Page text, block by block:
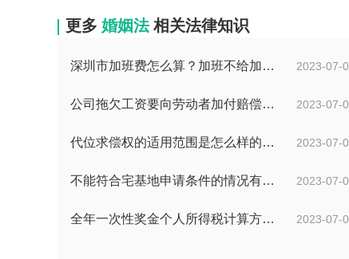
更多 婚姻法 相关法律知识
2023-07-
深圳市加班费怎么算？加班不给加班费应该怎么办？
2023-07-
公司拖欠工资要向劳动者加付赔偿金吗？拖欠工资仲裁时效期间是如何规定的？
2023-07-
代位求偿权的适用范围是怎么样的?代位求偿权的行使条件是什么？-独家
2023-07-
不能符合宅基地申请条件的情况有哪些？申请宅基地需要哪些材料？
2023-07-
全年一次性奖金个人所得税计算方法是什么？个税专项附加扣除如何界定？